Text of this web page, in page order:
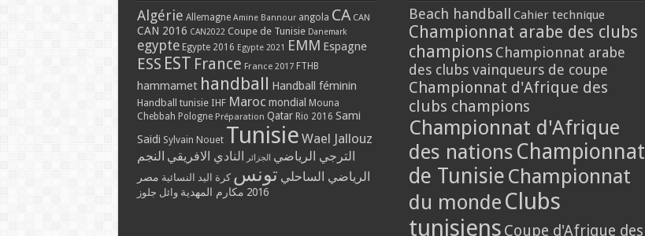
Algérie Allemagne Amine Bannour angola CA CAN
CAN 2016 CAN2022 Coupe de Tunisie Danemark
egypte Egypte 2016 Egypte 2021 EMM Espagne
ESS EST France France 2017 FTHB
hammamet handball Handball féminin
Handball tunisie IHF Maroc mondial Mouna
Chebbah Pologne Préparation Qatar Rio 2016 Sami
Saidi Sylvain Nouet Tunisie Wael Jallouz
الترجي الرياضي الجزائر النادي الافريقي النجم
الرياضي الساحلي تونس كرة اليد النسائية مصر
2016 مكارم المهدية وائل جلوز
Beach handball Cahier technique
Championnat arabe des clubs
champions Championnat arabe
des clubs vainqueurs de coupe
Championnat d'Afrique des
clubs champions
Championnat d'Afrique
des nations Championnat
de Tunisie Championnat
du monde Clubs
tunisiens Coupe d'Afrique des